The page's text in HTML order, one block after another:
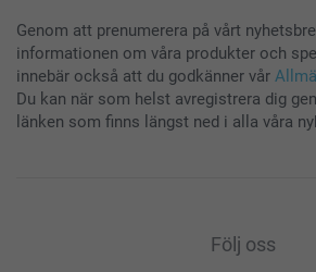
Genom att prenumerera på vårt
informationen om våra produkter och
innebär också att du godkänner vår
Du kan när som helst avregistrera dig
länken som finns längst ned i alla våra
Följ oss